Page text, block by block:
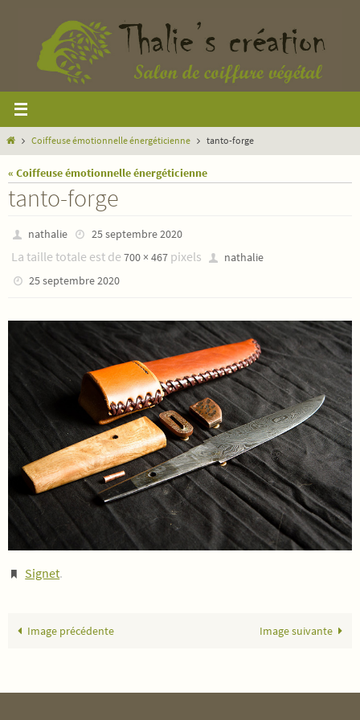
contenu
HomeCoiffeuse émotionnelle énergéticienne tanto-forge
« Coiffeuse émotionnelle énergéticienne
tanto-forge
nathalie 25 septembre 2020
La taille totale est de 700 × 467 pixels
nathalie
25 septembre 2020
Signet.
Image précédente Image suivante